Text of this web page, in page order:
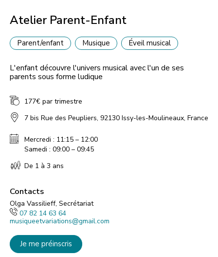
Atelier Parent-Enfant
Parent/enfant Musique Éveil musical
L'enfant découvre l'univers musical avec l'un de ses
parents sous forme ludique
177€ par trimestre
7 bis Rue des Peupliers, 92130 Issy-les-Moulineaux, France
Mercredi : 11:15 – 12:00
Samedi : 09:00 – 09:45
De 1 à 3 ans
Contacts
Olga Vassilieff, Secrétariat
07 82 14 63 64
musiqueetvariations@gmail.com
Je me préinscris